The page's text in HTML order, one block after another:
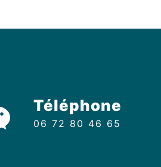
Téléphone
06 72 80 46 65